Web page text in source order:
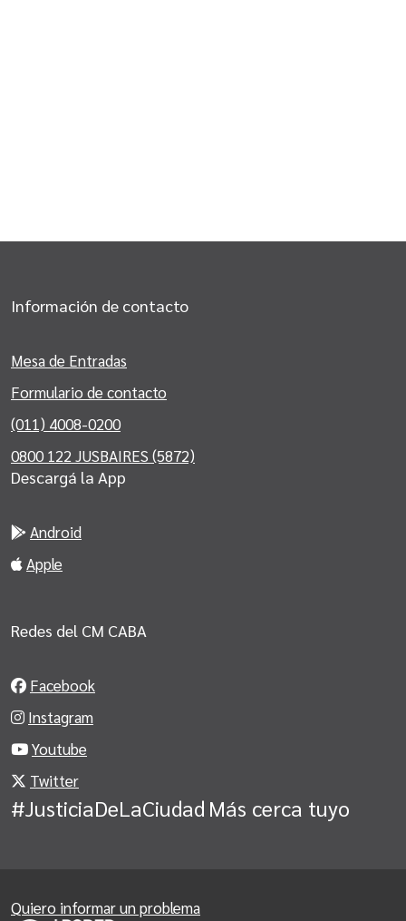
Información de contacto
Mesa de Entradas
Formulario de contacto
(011) 4008-0200
0800 122 JUSBAIRES (5872)
Descargá la App
Android
Apple
Redes del CM CABA
Facebook
Instagram
Youtube
Twitter
#JusticiaDeLaCiudad Más cerca tuyo
Quiero informar un problema